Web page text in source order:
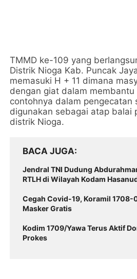
TMMD ke-109 yang
Distrik Nioga Kab. Puncak
memasuki H + 11 dimana
dengan giat dalam membantu
contohnya dalam pengecatan
digunakan sebagai atap balai
distrik Nioga.
BACA JUGA
Jendral TNI Dudung
RTLH di Wilayah Kodam
Cegah Covid-19, Koramil 1708-01/
Masker Gratis
Kodim 1709/Yawa Terus Aktif
Prokes